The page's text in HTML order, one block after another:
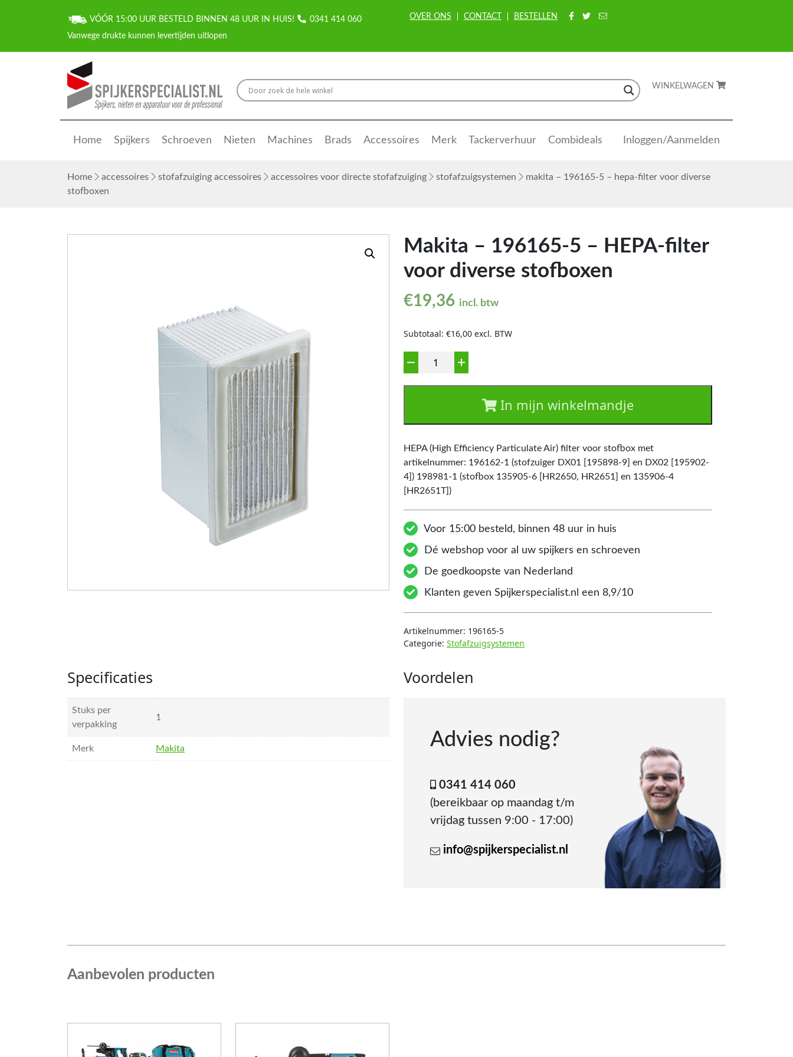
VÓÓR 15:00 UUR BESTELD BINNEN 48 UUR IN HUIS! 0341 414 060 OVER ONS CONTACT BESTELLEN
WINKELWAGEN
Home Spijkers Schroeven Nieten Machines Brads Accessoires Merk Tackerverhuur Combideals Inloggen/Aanmelden
Home accessoires stofafzuiging accessoires accessoires voor directe stofafzuiging stofafzuigsystemen
makita – 196165-5 – hepa-filter voor diverse
stofboxen
Makita – 196165-5 – HEPA-filter
voor diverse stofboxen
€19,36 incl. btw
Subtotaal: €16,00 excl. BTW
Aantal
In mijn winkelmandje
HEPA (High Efficiency Particulate Air) filter voor stofbox met
artikelnummer: 196162-1 (stofzuiger DX01 [195898-9] en DX02 [195902-
4]) 198981-1 (stofbox 135905-6 [HR2650, HR2651] en 135906-4
[HR2651T])
Voor 15:00 besteld, binnen 48 uur in huis
Dé webshop voor al uw spijkers en schroeven
De goedkoopste van Nederland
Klanten geven Spijkerspecialist.nl een 8,9/10
Artikelnummer: 196165-5
Categorie: Stofafzuigsystemen
Specificaties
Stuks per
verpakking
1
Merk Makita
Voordelen
Advies nodig?
0341 414 060
(bereikbaar op maandag t/m
vrijdag tussen 9:00 - 17:00)
info@spijkerspecialist.nl
Aanbevolen producten